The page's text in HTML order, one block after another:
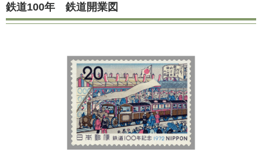
鉄道100年 鉄道開業図